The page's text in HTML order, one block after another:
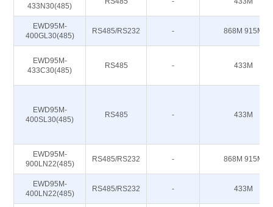
433N30(485)
EWD95M-
400GL30(485)
RS485/RS232 - 868M 915M
EWD95M-
433C30(485)
RS485 - 433M
EWD95M-
400SL30(485)
RS485 - 433M
EWD95M-
900LN22(485)
RS485/RS232 - 868M 915M
EWD95M-
400LN22(485)
RS485/RS232 - 433M